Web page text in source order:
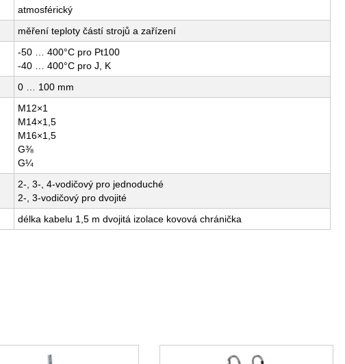
atmosférický
měření teploty částí strojů a zařízení
-50 … 400°C pro Pt100
-40 … 400°C pro J, K
0 … 100 mm
M12×1
M14×1,5
M16×1,5
G⅜
G¼
2-, 3-, 4-vodičový pro jednoduché
2-, 3-vodičový pro dvojité
délka kabelu 1,5 m dvojitá izolace kovová chránička